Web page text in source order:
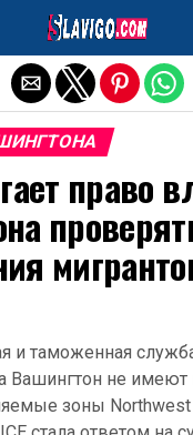
право
и таможенная
Вашингтон не
зоны Northwest
Exit mobile version